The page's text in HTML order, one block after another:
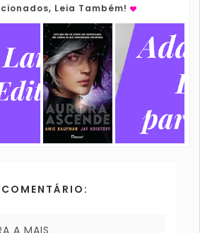
Leia Também!